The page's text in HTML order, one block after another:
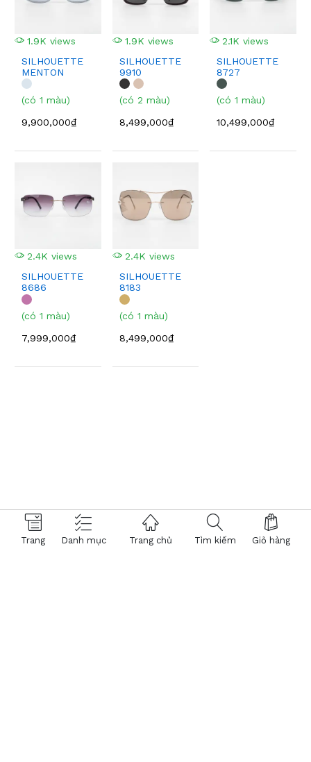
Trang Danh mục Trang chủ Tìm kiếm Giỏ hàng
1.9K views
SILHOUETTE
MENTON
4082
(có 1 màu)
9,900,000₫
1.9K views
SILHOUETTE
9910
(có 2 màu)
8,499,000₫
2.1K views
SILHOUETTE
8727
(có 1 màu)
10,499,000₫
2.4K views
SILHOUETTE
8686
(có 1 màu)
7,999,000₫
2.4K views
SILHOUETTE
8183
(có 1 màu)
8,499,000₫